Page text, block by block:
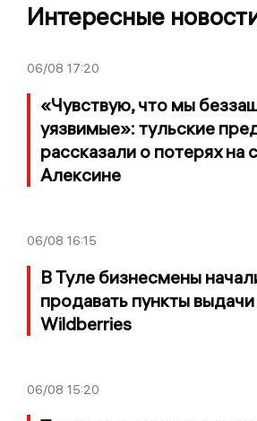
Интересные
06/08 17:20
«Чувствую, что мы
уязвимые»: тульские
рассказали о потерях на
Алексине
06/08 16:15
В Туле бизнесмены
продавать пункты выдачи
Wildberries
06/08 15:20